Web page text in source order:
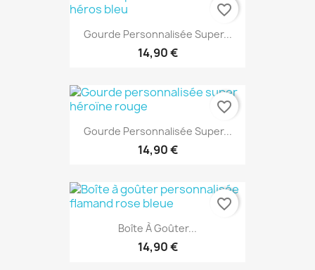
Gourde Personnalisée Super...
14,90 €
favorite_border
Gourde Personnalisée Super...
14,90 €
favorite_border
Boîte À Goûter...
14,90 €
favorite_border